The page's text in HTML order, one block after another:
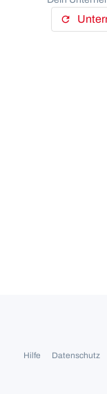
refresh
Hilfe Datenschutz